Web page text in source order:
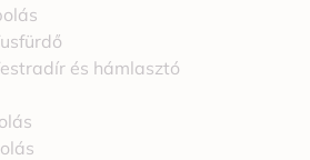
és hámlasztó